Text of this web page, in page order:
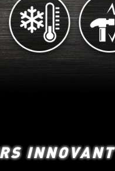
INNOVANT